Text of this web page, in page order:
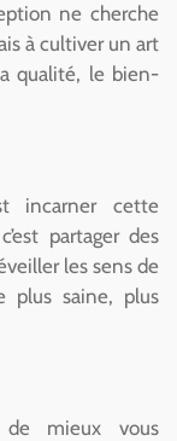
ne cherche
à cultiver un art
qualité, le bien-
incarner cette
partager des
les sens de
plus saine, plus
mieux vous